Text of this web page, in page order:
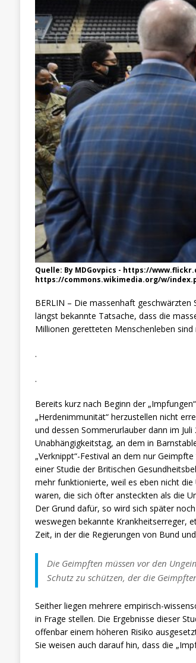
Quelle: By MDGovpics - https://
https://commons.wikimedia.org/w/
BERLIN – Die massenhaft geschwärzten
längst bekannte Tatsache, dass die
Millionen geretteten Menschenleben
.
.
Bereits kurz nach Beginn der
„Herdenimmunität“ herzustellen nicht
und dessen Sommerurlauber dann im
Unabhängigkeitstag, an dem in
„Verknippt“-Festival an dem nur
einer Studie der Britischen
mehr funktionierte, weil es eben nicht
waren, die sich öfter ansteckten als die
Der Grund dafür, so wird sich später
weswegen bekannte Krankheitserreger,
Zeit, in der die Regierungen von Bund
Die Geimpften müssen vor den
Schutz zu schützen, der die
Seither liegen mehrere empirisch-
in Frage stellen. Die Ergebnisse dieser
offenbar einem höheren Risiko
Sie weisen auch darauf hin, dass die